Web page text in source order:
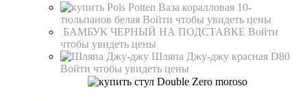
Ваза коралловая 10-
тюльпанов белая Войти чтобы увидеть цены
БАМБУК ЧЕРНЫЙ НА ПОДСТАВКЕ Войти
чтобы увидеть цены
Шляпа Джу-джу красная D80
Войти чтобы увидеть цены